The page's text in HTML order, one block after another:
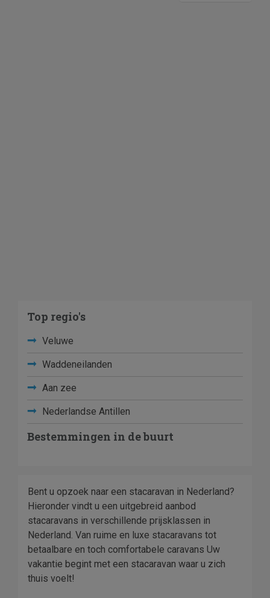
Top regio's
Veluwe
Waddeneilanden
Aan zee
Nederlandse Antillen
Bestemmingen in de buurt
Bent u opzoek naar een stacaravan in Nederland?
Hieronder vindt u een uitgebreid aanbod
stacaravans in verschillende prijsklassen in
Nederland. Van ruime en luxe stacaravans tot
betaalbare en toch comfortabele caravans Uw
vakantie begint met een stacaravan waar u zich
thuis voelt!